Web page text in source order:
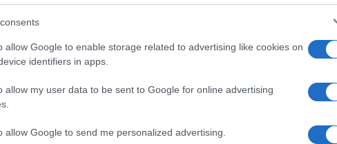
allow Google to enable storage related to advertising like cookies on
identifiers in apps.
allow my user data to be sent to Google for online advertising
allow Google to send me personalized advertising.
i tuoi video e le tue foto
+39 345 356 7512
di GalluraOggi.it